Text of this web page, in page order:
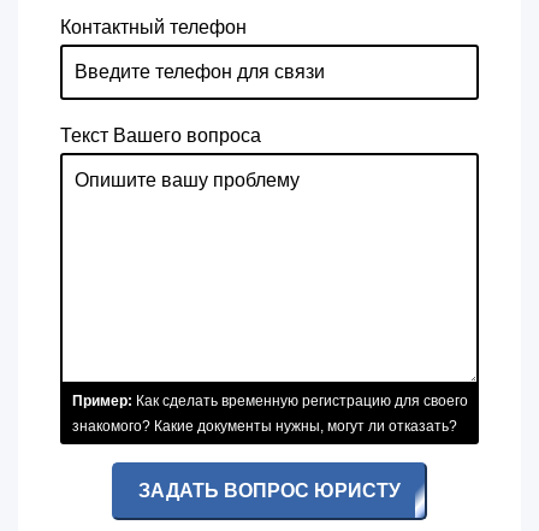
Контактный телефон
Текст Вашего вопроса
Пример: Как сделать временную регистрацию для своего
знакомого? Какие документы нужны, могут ли отказать?
ЗАДАТЬ ВОПРОС ЮРИСТУ